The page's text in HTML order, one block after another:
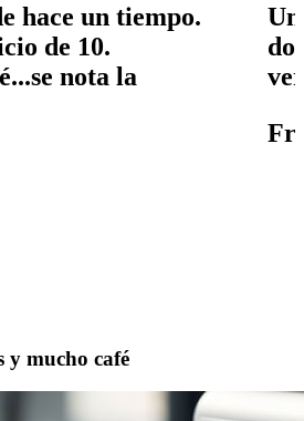
hace un tiempo.
de 10.
nota la
y mucho café